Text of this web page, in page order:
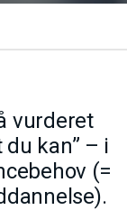
vurderet
kan” – i
(=